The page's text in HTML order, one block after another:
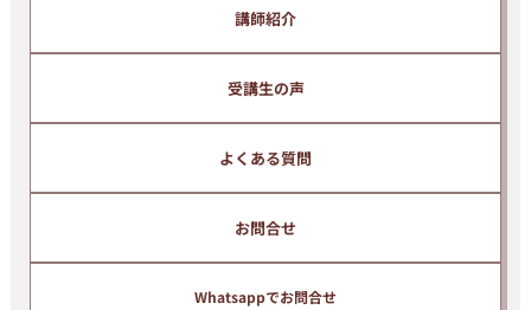
講師紹介
受講生の声
よくある質問
お問合せ
Whatsappでお問合せ